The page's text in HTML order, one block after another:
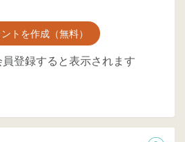
トを作成（無料）
登録すると表示されます